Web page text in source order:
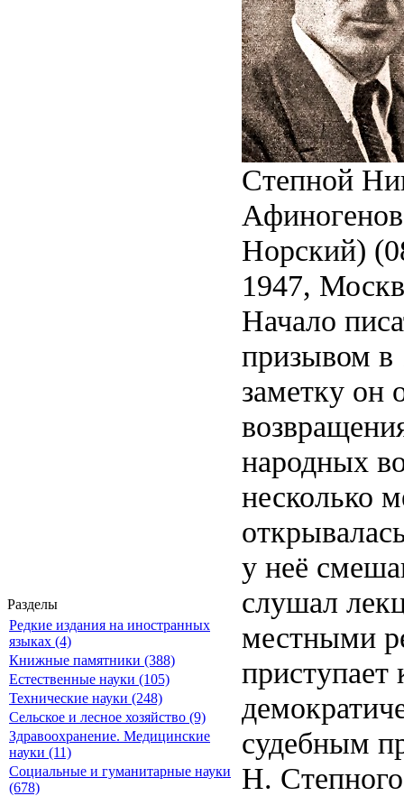
Разделы
Редкие издания на иностранных
языках (4)
Книжные памятники (388)
Естественные науки (105)
Технические науки (248)
Сельское и лесное хозяйство (9)
Здравоохранение. Медицинские
науки (11)
Социальные и гуманитарные науки
(678)
Степной
Норский)
1947,
Начало
призывом в
заметку он
народных
несколько
у неё
слушал
местными
судебным
Н.